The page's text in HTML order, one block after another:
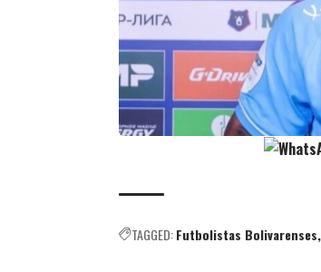
TAGGED:Futbolistas Bolivarenses